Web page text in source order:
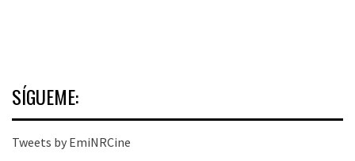
SÍGUEME:
Tweets by EmiNRCine